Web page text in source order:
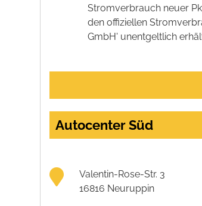
Stromverbrauch neuer
den offiziellen
GmbH' unentgeltlich
Autocenter Süd
Valentin-Rose-Str. 3
16816 Neuruppin